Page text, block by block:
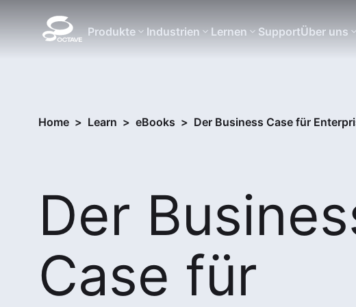
Produkte Industrien Lernen SupportÜber uns
Home > Learn > eBooks > Der Business Case für
Der
Case für